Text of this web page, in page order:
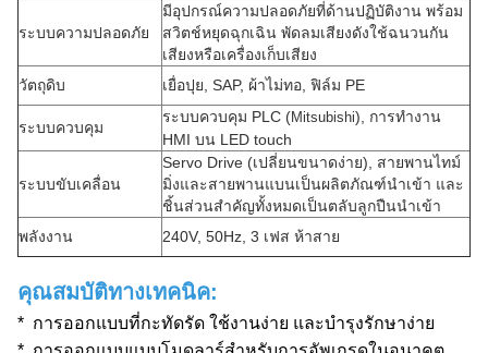
ระบบความปลอดภัย
มีอุปกรณ์ความปลอดภัยที่ด้านปฏิบัติงาน พร้อม
สวิตช์หยุดฉุกเฉิน พัดลมเสียงดังใช้ฉนวนกัน
เสียงหรือเครื่องเก็บเสียง
วัตถุดิบ
เยื่อปุย, SAP, ผ้าไม่ทอ, ฟิล์ม PE
ระบบควบคุม
ระบบควบคุม PLC (Mitsubishi), การทำงาน
HMI บน LED touch
ระบบขับเคลื่อน
Servo Drive (เปลี่ยนขนาดง่าย), สายพานไทม์
มิ่งและสายพานแบนเป็นผลิตภัณฑ์นำเข้า และ
ชิ้นส่วนสำคัญทั้งหมดเป็นตลับลูกปืนนำเข้า
พลังงาน
240V, 50Hz, 3 เฟส ห้าสาย
คุณสมบัติทางเทคนิค:
* การออกแบบที่กะทัดรัด ใช้งานง่าย และบำรุงรักษาง่าย